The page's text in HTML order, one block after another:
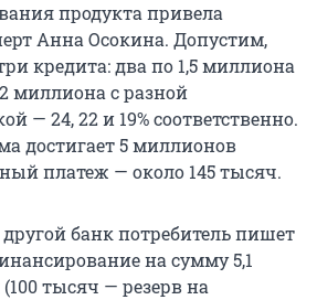
продукта привела
Анна Осокина. Допустим,
кредита: два по 1,5 миллиона
миллиона с разной
— 24, 22 и 19% соответственно.
достигает 5 миллионов
платеж — около 145 тысяч.
банк потребитель пишет
на сумму 5,1
тысяч — резерв на